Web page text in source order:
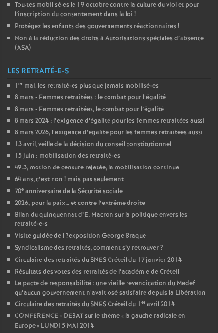
Tou·tes mobilisé·es le 19 octobre contre la culture du viol et pour
l’inscription du consentement dans la loi !
Protégez les enfants des gouvernements réactionnaires !
Non à la réduction des droits à Autorisations spéciales d’absence
(ASA)
LES RETRAITÉ-E-S
1 er mai, les retraité-es plus que jamais mobilisé-es
8 mars - Femmes retraitées : le combat pour l’égalité
8 mars - Femmes retraitées, le combat pour l’égalité
8 mars 2024 : l’exigence d’égalité pour les femmes retraitées aussi
8 mars 2026, l’exigence d’égalité pour les femmes retraitées aussi
13 avril, veille de la décision du conseil constitutionnel
15 juin : mobilisation des retraité-es
49.3, motion de censure rejetée, la mobilisation continue
64 ans, c’est non ! mais pas seulement
70e anniversaire de la Sécurité sociale
2026, pour la paix… et contre l’extrême droite
Bilan du quinquennat d’E. Macron sur la politique envers les
retraité-e-s
Visite guidée de l?exposition George Braque
Syndicalisme des retraités, comment s’y retrouver?
Circulaire des retraités duSNESCréteil du 17 janvier 2014
Résultats des votes des retraités de l’académie de Créteil
Le pacte de responsabilité : une vieille revendication du Medef
qu’aucun gouvernement n’avait osé satisfaire depuis la Libération
Circulaire des retraités duSNESCréteil du 1 er avril 2014
CONFERENCE - DEBATsur le thème « la gauche radicale en
Europe» LUNDI 5 MAI 2014